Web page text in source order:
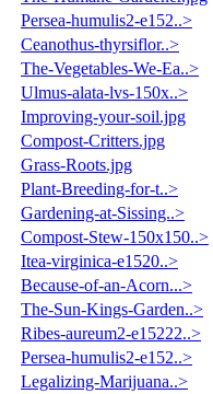
Persea-humulis2-e152..>
Ceanothus-thyrsiflor..>
The-Vegetables-We-Ea..>
Ulmus-alata-lvs-150x..>
Improving-your-soil.jpg
Compost-Critters.jpg
Grass-Roots.jpg
Plant-Breeding-for-t..>
Gardening-at-Sissing..>
Compost-Stew-150x150..>
Itea-virginica-e1520..>
Because-of-an-Acorn...>
The-Sun-Kings-Garden..>
Ribes-aureum2-e15222..>
Persea-humulis2-e152..>
Legalizing-Marijuana..>